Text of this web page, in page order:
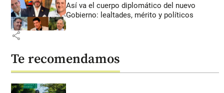
Así va el cuerpo diplomático del nuevo
Gobierno: lealtades, mérito y políticos
share
Te recomendamos